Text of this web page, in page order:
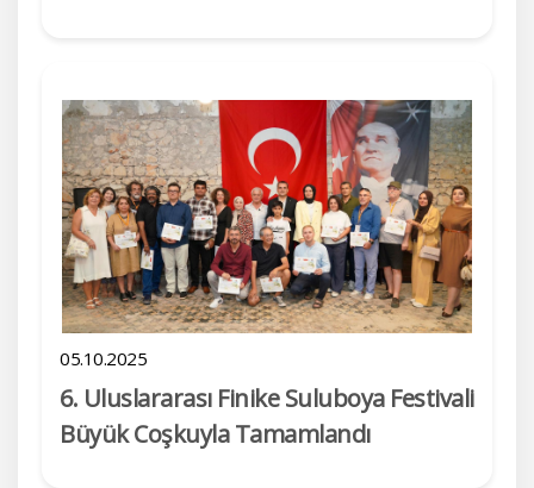
05.10.2025
6. Uluslararası Finike Suluboya Festivali
Büyük Coşkuyla Tamamlandı